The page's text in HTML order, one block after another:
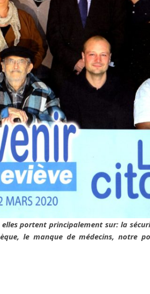
portent principalement sur: la
le manque de médecins, notre